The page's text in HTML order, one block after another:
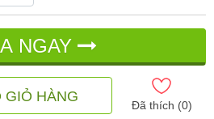
NGAY
GIỎ HÀNG
Đã thích (0)